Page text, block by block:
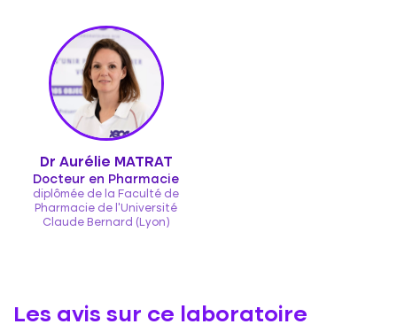
Dr Aurélie MATRAT
Docteur en Pharmacie
diplômée de la Faculté de
Pharmacie de l'Université
Claude Bernard (Lyon)
Les avis sur ce laboratoire